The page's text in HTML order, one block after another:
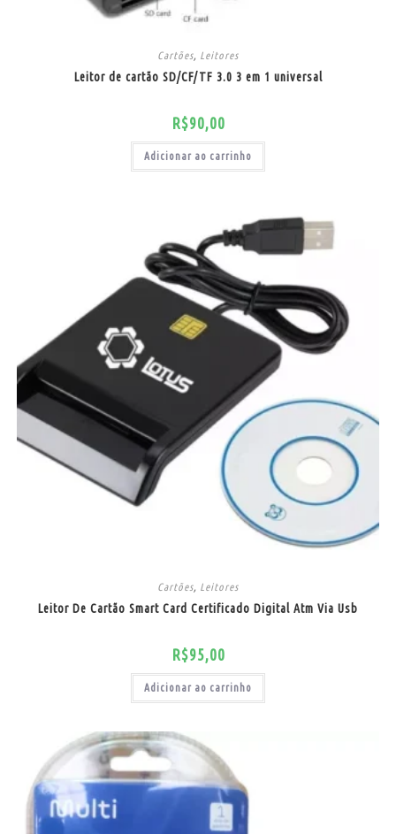
Cartões, Leitores
Leitor de cartão SD/CF/TF 3.0 3 em 1 universal
R$90,00
Adicionar ao carrinho
Cartões, Leitores
Leitor De Cartão Smart Card Certificado Digital Atm Via Usb
R$95,00
Adicionar ao carrinho